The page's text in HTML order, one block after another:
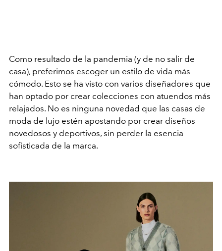
Como resultado de la pandemia (y de no salir de
casa), preferimos escoger un estilo de vida más
cómodo. Esto se ha visto con varios diseñadores que
han optado por crear colecciones con atuendos más
relajados. No es ninguna novedad que las casas de
moda de lujo estén apostando por crear diseños
novedosos y deportivos, sin perder la esencia
sofisticada de la marca.